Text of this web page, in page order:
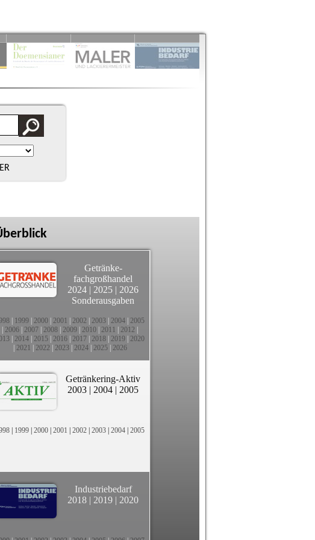
Getränke-
fachgroßhandel
2024 | 2025 | 2026
Sonderausgaben
1999 2000 2001 2002 2003 2004 2005
2006 2007 2008 2009 2010 2011 2012
2014 2015 2016 2017 2018 2019 2020
2021 2022 2023| 2024| 2025| 2026
Getränkering-Aktiv
2003 | 2004 | 2005
| 1999 | 2000 | 2001 | 2002 | 2003 | 2004 | 2005
Industriebedarf
2018 | 2019 | 2020